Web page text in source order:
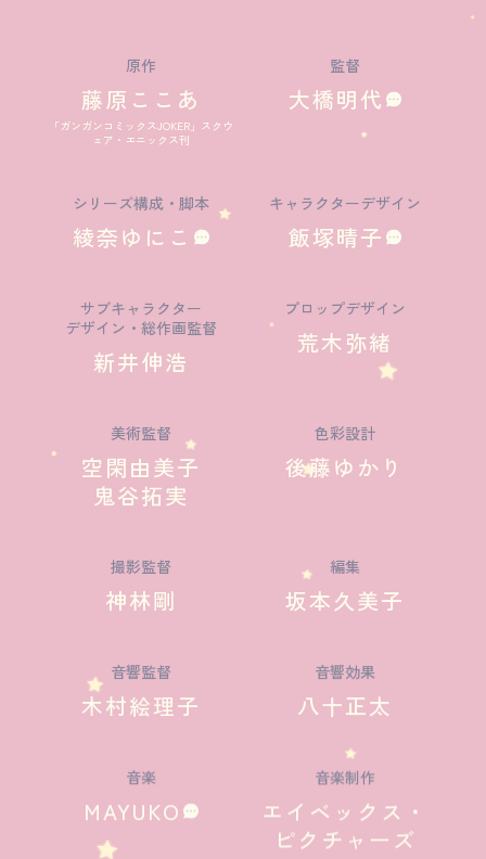
原作
藤原ここあ
「ガンガンコミックスJOKER」スクウ
ェア・エニックス刊
監督
大橋明代
シリーズ構成・脚本
綾奈ゆにこ
キャラクターデザイン
飯塚晴子
サブキャラクター
デザイン・総作画監督
新井伸浩
プロップデザイン
荒木弥緒
美術監督
空閑由美子
鬼谷拓実
色彩設計
後藤ゆかり
撮影監督
神林剛
編集
坂本久美子
音響監督
木村絵理子
音響効果
八十正太
音楽
MAYUKO
音楽制作
エイベックス・
ピクチャーズ